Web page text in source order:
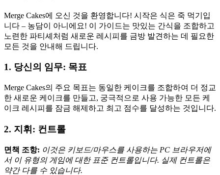
Merge Cakes에 오신 것을 환영합니다! 시작은 식은 죽 먹기입
니다 – 농담이 아니에요! 이 가이드는 맛있는 간식을 조합하고
노련한 파티셰처럼 새로운 레시피를 금방 발견하는 데 필요한
모든 것을 안내해 드립니다.
1. 당신의 임무: 목표
Merge Cakes의 주요 목표는 동일한 케이크를 조합하여 더 정교
한 새로운 케이크를 만들고, 궁극적으로 사용 가능한 모든 케
이크 레시피를 잠금 해제하고 최고 점수를 달성하는 것입니다.
2. 지휘: 컨트롤
면책 조항: 이것은 키보드/마우스를 사용하는 PC 브라우저에
서 이 유형의 게임에 대한 표준 컨트롤입니다. 실제 컨트롤은
약간 다를 수 있습니다.